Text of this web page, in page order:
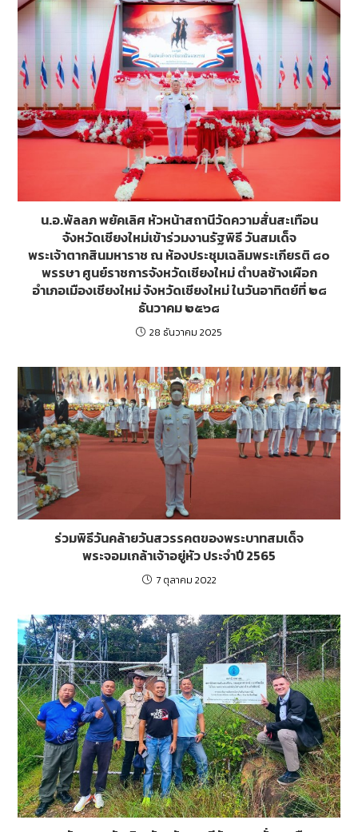
o g
er
น.อ.พัลลภ พยัคเลิศ หัวหน้าสถานีวัดความสั่นสะเทือน
จังหวัดเชียงใหม่เข้าร่วมงานรัฐพิธี วันสมเด็จ
พระเจ้าตากสินมหาราช ณ ห้องประชุมเฉลิมพระเกียรติ ๘๐
พรรษา ศูนย์ราชการจังหวัดเชียงใหม่ ตำบลช้างเผือก
อำเภอเมืองเชียงใหม่ จังหวัดเชียงใหม่ ในวันอาทิตย์ที่ ๒๘
ธันวาคม ๒๕๖๘
28 ธันวาคม 2025
ร่วมพิธีวันคล้ายวันสวรรคตของพระบาทสมเด็จ
พระจอมเกล้าเจ้าอยู่หัว ประจำปี 2565
7 ตุลาคม 2022